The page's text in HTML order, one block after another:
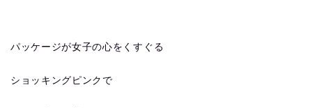
パッケージが女子の心をくすぐる
ショッキングピンクで